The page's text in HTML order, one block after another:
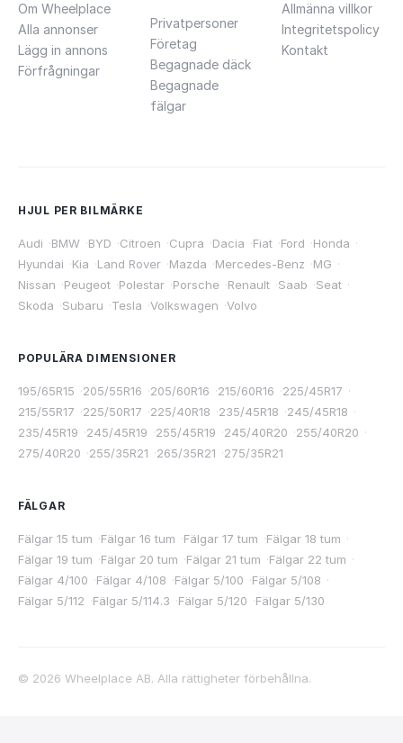
Om Wheelplace
Alla annonser
Lägg in annons
Förfrågningar
Privatpersoner
Företag
Begagnade däck
Begagnade
fälgar
Allmänna villkor
Integritetspolicy
Kontakt
HJUL PER BILMÄRKE
Audi ·BMW ·BYD ·Citroen ·Cupra ·Dacia ·Fiat ·Ford ·Honda ·
Hyundai ·Kia ·Land Rover ·Mazda ·Mercedes-Benz ·MG ·
Nissan ·Peugeot ·Polestar ·Porsche ·Renault ·Saab ·Seat ·
Skoda ·Subaru ·Tesla ·Volkswagen ·Volvo
POPULÄRA DIMENSIONER
195/65R15 ·205/55R16 ·205/60R16 ·215/60R16 ·225/45R17 ·
215/55R17 ·225/50R17 ·225/40R18 ·235/45R18 ·245/45R18 ·
235/45R19 ·245/45R19 ·255/45R19 ·245/40R20 ·255/40R20 ·
275/40R20 ·255/35R21 ·265/35R21 ·275/35R21
FÄLGAR
Fälgar 15 tum ·Fälgar 16 tum ·Fälgar 17 tum ·Fälgar 18 tum ·
Fälgar 19 tum ·Fälgar 20 tum ·Fälgar 21 tum ·Fälgar 22 tum ·
Fälgar 4/100 ·Fälgar 4/108 ·Fälgar 5/100 ·Fälgar 5/108 ·
Fälgar 5/112 ·Fälgar 5/114.3 ·Fälgar 5/120 ·Fälgar 5/130
© 2026 Wheelplace AB. Alla rättigheter förbehållna.